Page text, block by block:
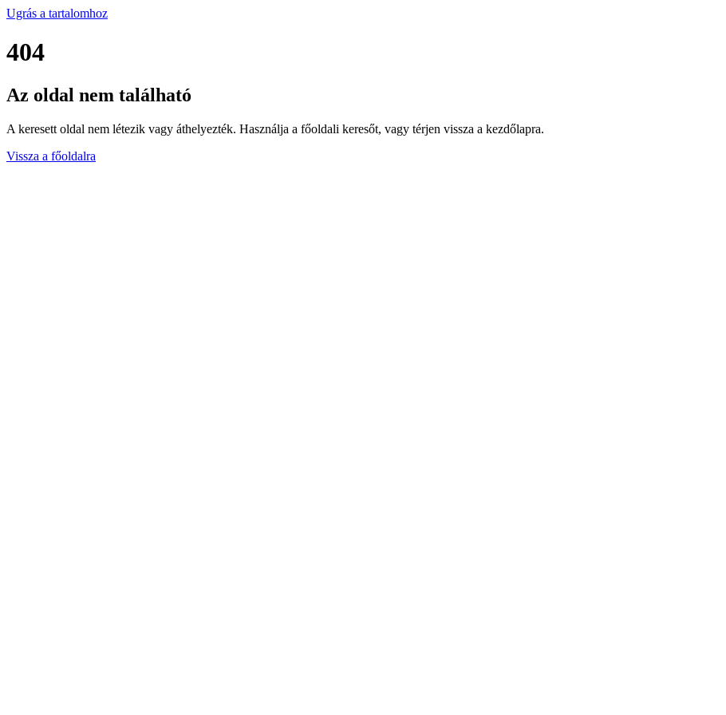
Ugrás a tartalomhoz
404
Az oldal nem található
A keresett oldal nem létezik vagy áthelyezték. Használja a főoldali keresőt, vagy térjen vissza a kezdőlapra.
Vissza a főoldalra